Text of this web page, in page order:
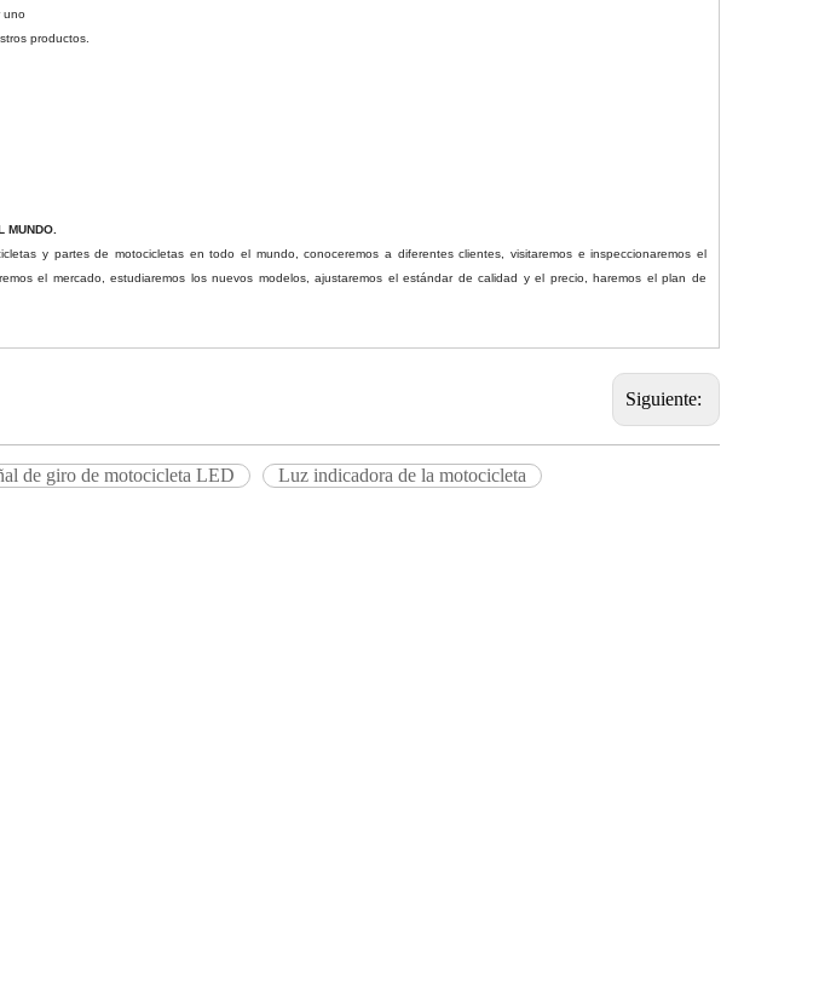
uno
productos.
MUNDO.
y partes de motocicletas en todo el mundo, conoceremos a diferentes clientes, visitaremos e inspeccionaremos el
el mercado, estudiaremos los nuevos modelos, ajustaremos el estándar de calidad y el precio, haremos el plan de
Siguiente:
de giro de motocicleta LED Luz indicadora de la motocicleta